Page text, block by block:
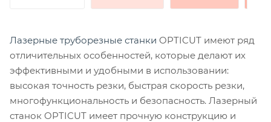
Лазерные труборезные станки OPTICUT имеют ряд
отличительных особенностей, которые делают их
эффективными и удобными в использовании:
высокая точность резки, быстрая скорость резки,
многофункциональность и безопасность. Лазерный
станок OPTICUT имеет прочную конструкцию и